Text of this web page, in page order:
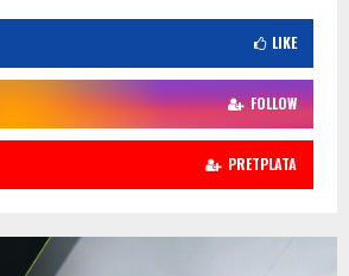
LIKE
FOLLOW
PRETPLATA